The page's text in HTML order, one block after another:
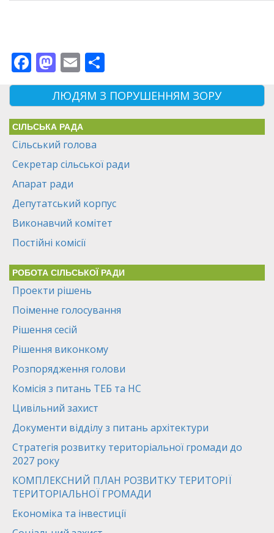
Facebook
Mastodon
Email
ЛЮДЯМ З ПОРУШЕННЯМ ЗОРУ
СІЛЬСЬКА РАДА
Сільський голова
Секретар сільської ради
Апарат ради
Депутатський корпус
Виконавчий комітет
Постійні комісії
РОБОТА СІЛЬСЬКОЇ РАДИ
Проекти рішень
Поіменне голосування
Рішення сесій
Рішення виконкому
Розпорядження голови
Комісія з питань ТЕБ та НС
Цивільний захист
Документи відділу з питань архітектури
Стратегія розвитку територіальної громади до
2027 року
КОМПЛЕКСНИЙ ПЛАН РОЗВИТКУ ТЕРИТОРІЇ
ТЕРИТОРІАЛЬНОЇ ГРОМАДИ
Економіка та інвестиції